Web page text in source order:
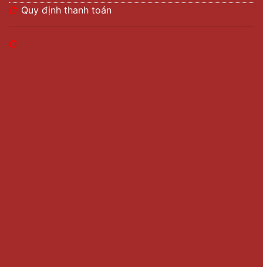
Quy định thanh toán